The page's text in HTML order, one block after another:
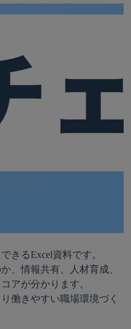
きるExcel資料です。
、情報共有、人材育成、
アが分かります。
働きやすい職場環境づく